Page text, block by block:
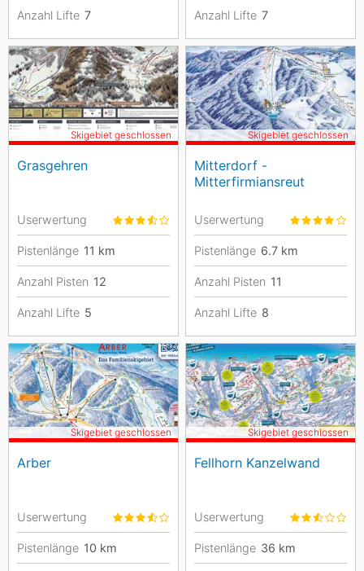
Anzahl Lifte 7 Anzahl Lifte 7
Grasgehren
Skigebiet geschlossen
Userwertung
Pistenlänge 11 km
Anzahl Pisten 12
Anzahl Lifte 5
Mitterdorf -
Mitterfirmiansreut
Skigebiet geschlossen
Userwertung
Pistenlänge 6.7 km
Anzahl Pisten 11
Anzahl Lifte 8
Arber
Skigebiet geschlossen
Userwertung
Pistenlänge 10 km
Fellhorn Kanzelwand
Skigebiet geschlossen
Userwertung
Pistenlänge 36 km